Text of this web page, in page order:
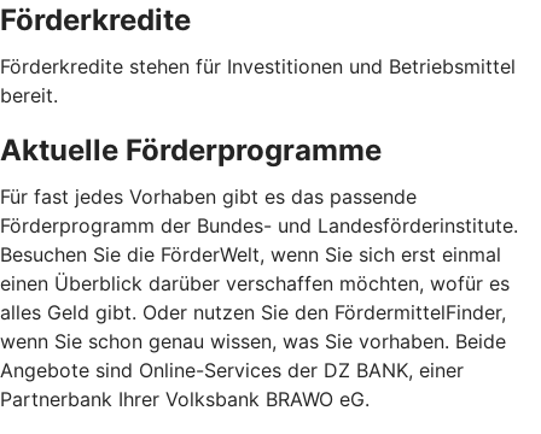
Förderkredite
Förderkredite stehen für Investitionen und Betriebsmittel
bereit.
Aktuelle Förderprogramme
Für fast jedes Vorhaben gibt es das passende
Förderprogramm der Bundes- und Landesförderinstitute.
Besuchen Sie die FörderWelt, wenn Sie sich erst einmal
einen Überblick darüber verschaffen möchten, wofür es
alles Geld gibt. Oder nutzen Sie den FördermittelFinder,
wenn Sie schon genau wissen, was Sie vorhaben. Beide
Angebote sind Online-Services der DZ BANK, einer
Partnerbank Ihrer Volksbank BRAWO eG.